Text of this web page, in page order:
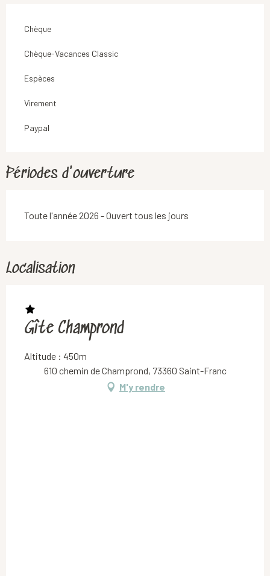
Chèque
Chèque-Vacances Classic
Espèces
Virement
Paypal
Périodes d'ouverture
Toute l'année 2026 - Ouvert tous les jours
Localisation
Gîte Champrond
Altitude : 450m
610 chemin de Champrond, 73360 Saint-Franc
M'y rendre